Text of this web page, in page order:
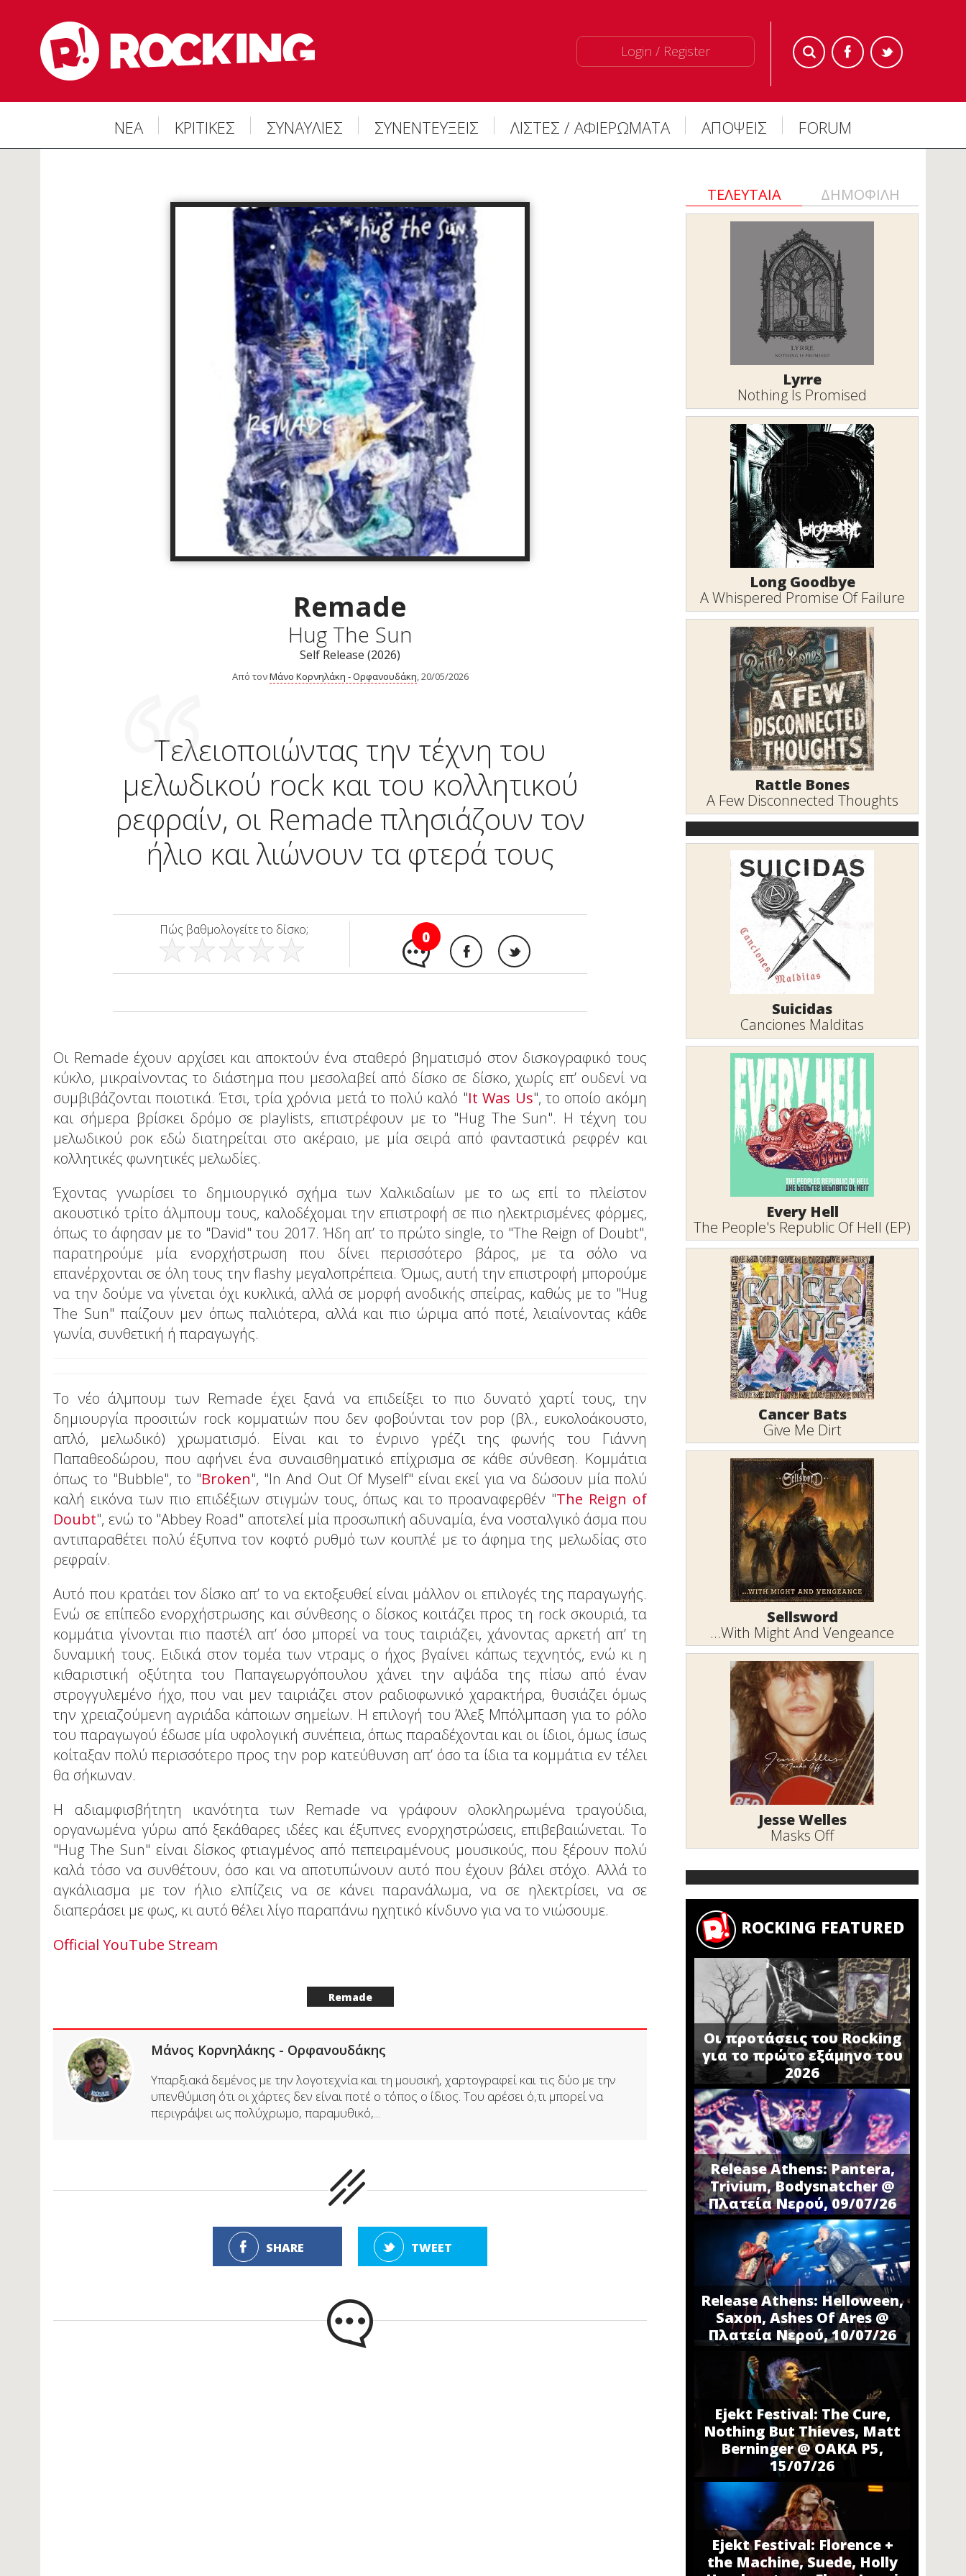
Login / Register
ΝΕΑ ΚΡΙΤΙΚΕΣ ΣΥΝΑΥΛΙΕΣ ΣΥΝΕΝΤΕΥΞΕΙΣ ΛΙΣΤΕΣ / ΑΦΙΕΡΩΜΑΤΑ ΑΠΟΨΕΙΣ FORUM
Remade
Hug The Sun
Self Release (2026)
Από τονΜάνο Κορνηλάκη - Ορφανουδάκη, 20/05/2026
Τελειοποιώντας την τέχνη του
μελωδικού rock και του κολλητικού
ρεφραίν, οι Remade πλησιάζουν τον
ήλιο και λιώνουν τα φτερά τους
Πώς βαθμολογείτε το δίσκο; 0
Οι Remade έχουν αρχίσει και αποκτούν ένα σταθερό βηματισμό στον δισκογραφικό τους
κύκλο, μικραίνοντας το διάστημα που μεσολαβεί από δίσκο σε δίσκο, χωρίς επ’ ουδενί να
συμβιβάζονται ποιοτικά. Έτσι, τρία χρόνια μετά το πολύ καλό "It Was Us", το οποίο ακόμη
και σήμερα βρίσκει δρόμο σε playlists, επιστρέφουν με το "Hug The Sun". Η τέχνη του
μελωδικού ροκ εδώ διατηρείται στο ακέραιο, με μία σειρά από φανταστικά ρεφρέν και
κολλητικές φωνητικές μελωδίες.
Έχοντας γνωρίσει το δημιουργικό σχήμα των Χαλκιδαίων με το ως επί το πλείστον
ακουστικό τρίτο άλμπουμ τους, καλοδέχομαι την επιστροφή σε πιο ηλεκτρισμένες φόρμες,
όπως το άφησαν με το "David" του 2017. Ήδη απ’ το πρώτο single, το "The Reign of Doubt",
παρατηρούμε μία ενορχήστρωση που δίνει περισσότερο βάρος, με τα σόλο να
επανέρχονται σε όλη τους την flashy μεγαλοπρέπεια. Όμως, αυτή την επιστροφή μπορούμε
να την δούμε να γίνεται όχι κυκλικά, αλλά σε μορφή ανοδικής σπείρας, καθώς με το "Hug
The Sun" παίζουν μεν όπως παλιότερα, αλλά και πιο ώριμα από ποτέ, λειαίνοντας κάθε
γωνία, συνθετική ή παραγωγής.
Το νέο άλμπουμ των Remade έχει ξανά να επιδείξει το πιο δυνατό χαρτί τους, την
δημιουργία προσιτών rock κομματιών που δεν φοβούνται τον pop (βλ., ευκολοάκουστο,
απλό, μελωδικό) χρωματισμό. Είναι και το ένρινο γρέζι της φωνής του Γιάννη
Παπαθεοδώρου, που αφήνει ένα συναισθηματικό επίχρισμα σε κάθε σύνθεση. Κομμάτια
όπως το "Bubble", το "Broken", "In And Out Of Myself" είναι εκεί για να δώσουν μία πολύ
καλή εικόνα των πιο επιδέξιων στιγμών τους, όπως και το προαναφερθέν "The Reign of
Doubt", ενώ το "Abbey Road" αποτελεί μία προσωπική αδυναμία, ένα νοσταλγικό άσμα που
αντιπαραθέτει πολύ έξυπνα τον κοφτό ρυθμό των κουπλέ με το άφημα της μελωδίας στο
ρεφραίν.
Αυτό που κρατάει τον δίσκο απ’ το να εκτοξευθεί είναι μάλλον οι επιλογές της παραγωγής.
Ενώ σε επίπεδο ενορχήστρωσης και σύνθεσης ο δίσκος κοιτάζει προς τη rock σκουριά, τα
κομμάτια γίνονται πιο παστέλ απ’ όσο μπορεί να τους ταιριάζει, χάνοντας αρκετή απ’ τη
δυναμική τους. Ειδικά στον τομέα των ντραμς ο ήχος βγαίνει κάπως τεχνητός, ενώ κι η
κιθαριστική οξύτητα του Παπαγεωργόπουλου χάνει την αψάδα της πίσω από έναν
στρογγυλεμένο ήχο, που ναι μεν ταιριάζει στον ραδιοφωνικό χαρακτήρα, θυσιάζει όμως
την χρειαζούμενη αγριάδα κάποιων σημείων. Η επιλογή του Άλεξ Μπόλμπαση για το ρόλο
του παραγωγού έδωσε μία υφολογική συνέπεια, όπως παραδέχονται και οι ίδιοι, όμως ίσως
κοίταξαν πολύ περισσότερο προς την pop κατεύθυνση απ’ όσο τα ίδια τα κομμάτια εν τέλει
θα σήκωναν.
Η αδιαμφισβήτητη ικανότητα των Remade να γράφουν ολοκληρωμένα τραγούδια,
οργανωμένα γύρω από ξεκάθαρες ιδέες και έξυπνες ενορχηστρώσεις, επιβεβαιώνεται. Το
"Hug The Sun" είναι δίσκος φτιαγμένος από πεπειραμένους μουσικούς, που ξέρουν πολύ
καλά τόσο να συνθέτουν, όσο και να αποτυπώνουν αυτό που έχουν βάλει στόχο. Αλλά το
αγκάλιασμα με τον ήλιο ελπίζεις να σε κάνει παρανάλωμα, να σε ηλεκτρίσει, να σε
διαπεράσει με φως, κι αυτό θέλει λίγο παραπάνω ηχητικό κίνδυνο για να το νιώσουμε.
Official YouTube Stream
Remade
Μάνος Κορνηλάκης - Ορφανουδάκης
Υπαρξιακά δεμένος με την λογοτεχνία και τη μουσική, χαρτογραφεί και τις δύο με την
υπενθύμιση ότι οι χάρτες δεν είναι ποτέ ο τόπος ο ίδιος. Του αρέσει ό,τι μπορεί να
περιγράψει ως πολύχρωμο, παραμυθικό,...
SHARE TWEET
ΤΕΛΕΥΤΑΙΑ ΔΗΜΟΦΙΛΗ
Lyrre
Nothing Is Promised
Long Goodbye
A Whispered Promise Of Failure
Rattle Bones
A Few Disconnected Thoughts
Suicidas
Canciones Malditas
Every Hell
The People's Republic Of Hell (EP)
Cancer Bats
Give Me Dirt
Sellsword
...With Might And Vengeance
Jesse Welles
Masks Off
ROCKING FEATURED
Οι προτάσεις του Rocking
για το πρώτο εξάμηνο του
2026
Release Athens: Pantera,
Trivium, Bodysnatcher @
Πλατεία Νερού, 09/07/26
Release Athens: Helloween,
Saxon, Ashes Of Ares @
Πλατεία Νερού, 10/07/26
Ejekt Festival: The Cure,
Nothing But Thieves, Matt
Berninger @ ΟΑΚΑ P5,
15/07/26
Ejekt Festival: Florence +
the Machine, Suede, Holly